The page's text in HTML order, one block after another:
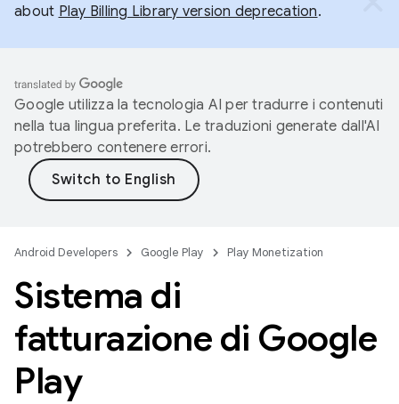
about Play Billing Library version deprecation.
Google utilizza la tecnologia AI per tradurre i contenuti
nella tua lingua preferita. Le traduzioni generate dall'AI
potrebbero contenere errori.
Android Developers Google Play Play Monetization
Sistema di
fatturazione di Google
Play